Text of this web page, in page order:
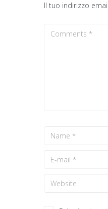
Il tuo indirizzo